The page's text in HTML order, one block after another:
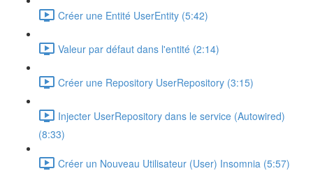
Créer une Entité UserEntity (5:42)
Valeur par défaut dans l'entité (2:14)
Créer une Repository UserRepository (3:15)
Injecter UserRepository dans le service (Autowired)
(8:33)
Créer un Nouveau Utilisateur (User) Insomnia (5:57)